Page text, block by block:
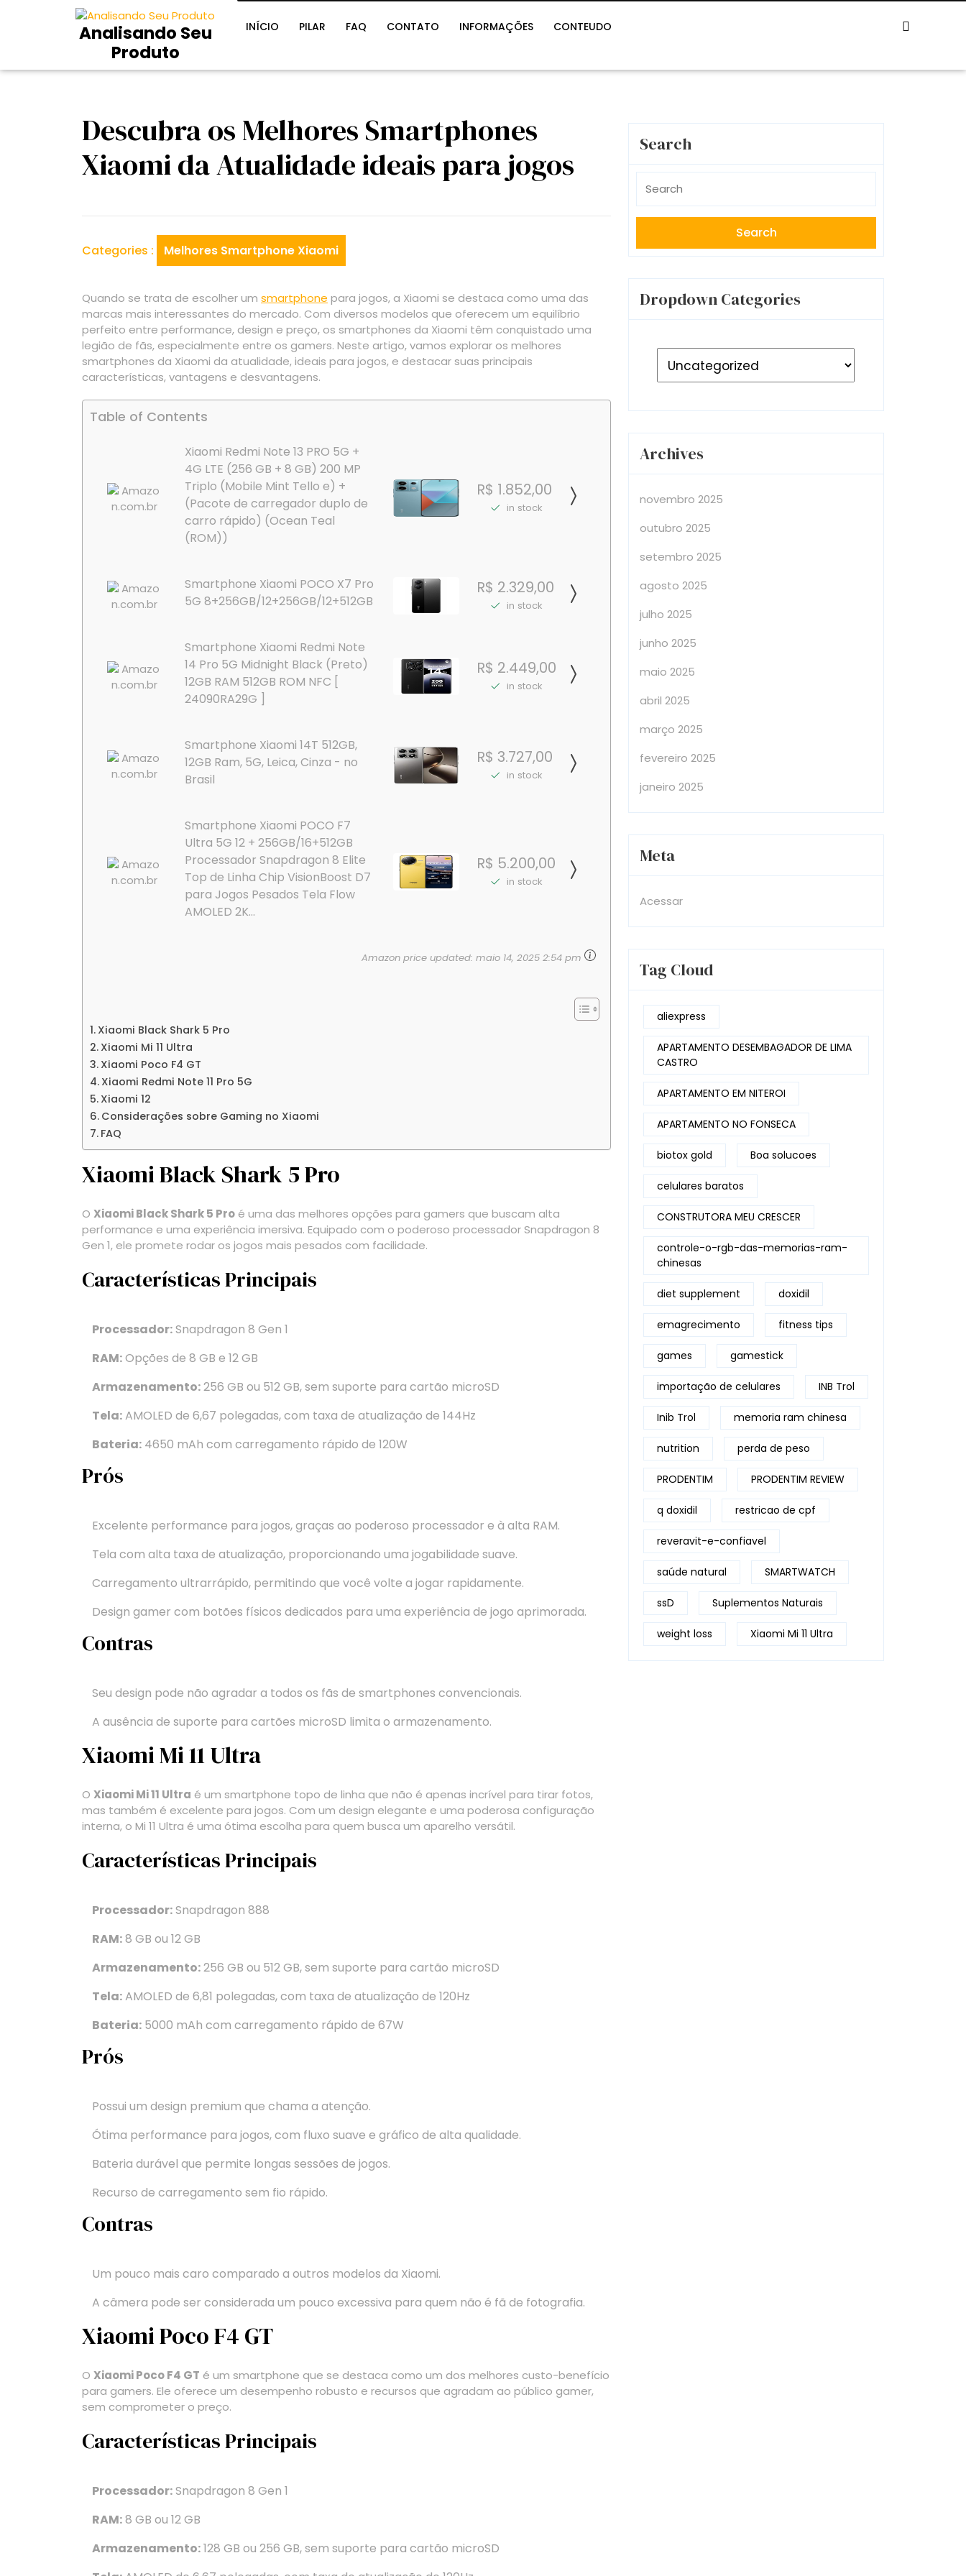
Analisando Seu
Produto
INÍCIO PILAR FAQ CONTATO INFORMAÇÕES CONTEUDO
Descubra os Melhores Smartphones
Xiaomi da Atualidade ideais para jogos
Categories : Melhores Smartphone Xiaomi
Quando se trata de escolher um smartphone para jogos, a Xiaomi se destaca como uma das
marcas mais interessantes do mercado. Com diversos modelos que oferecem um equilíbrio
perfeito entre performance, design e preço, os smartphones da Xiaomi têm conquistado uma
legião de fãs, especialmente entre os gamers. Neste artigo, vamos explorar os melhores
smartphones da Xiaomi da atualidade, ideais para jogos, e destacar suas principais
características, vantagens e desvantagens.
Table of Contents
Xiaomi Redmi Note 13 PRO 5G +
4G LTE (256 GB + 8 GB) 200 MP
Triplo (Mobile Mint Tello e) +
(Pacote de carregador duplo de
carro rápido) (Ocean Teal
(ROM))
R$ 1.852,00
in stock
Smartphone Xiaomi POCO X7 Pro
5G 8+256GB/12+256GB/12+512GB
R$ 2.329,00
in stock
Smartphone Xiaomi Redmi Note
14 Pro 5G Midnight Black (Preto)
12GB RAM 512GB ROM NFC [
24090RA29G ]
R$ 2.449,00
in stock
Smartphone Xiaomi 14T 512GB,
12GB Ram, 5G, Leica, Cinza - no
Brasil
R$ 3.727,00
in stock
Smartphone Xiaomi POCO F7
Ultra 5G 12 + 256GB/16+512GB
Processador Snapdragon 8 Elite
Top de Linha Chip VisionBoost D7
para Jogos Pesados Tela Flow
AMOLED 2K...
R$ 5.200,00
in stock
Amazon price updated: maio 14, 2025 2:54 pm
Xiaomi Black Shark 5 Pro
Xiaomi Mi 11 Ultra
Xiaomi Poco F4 GT
Xiaomi Redmi Note 11 Pro 5G
Xiaomi 12
Considerações sobre Gaming no Xiaomi
FAQ
Xiaomi Black Shark 5 Pro
O Xiaomi Black Shark 5 Pro é uma das melhores opções para gamers que buscam alta
performance e uma experiência imersiva. Equipado com o poderoso processador Snapdragon 8
Gen 1, ele promete rodar os jogos mais pesados com facilidade.
Características Principais
Processador:Snapdragon 8 Gen 1
RAM:Opções de 8 GB e 12 GB
Armazenamento:256 GB ou 512 GB, sem suporte para cartão microSD
Tela:AMOLED de 6,67 polegadas, com taxa de atualização de 144Hz
Bateria: 4650 mAh com carregamento rápido de 120W
Prós
Excelente performance para jogos, graças ao poderoso processador e à alta RAM.
Tela com alta taxa de atualização, proporcionando uma jogabilidade suave.
Carregamento ultrarrápido, permitindo que você volte a jogar rapidamente.
Design gamer com botões físicos dedicados para uma experiência de jogo aprimorada.
Contras
Seu design pode não agradar a todos os fãs de smartphones convencionais.
A ausência de suporte para cartões microSD limita o armazenamento.
Xiaomi Mi 11 Ultra
O Xiaomi Mi 11 Ultra é um smartphone topo de linha que não é apenas incrível para tirar fotos,
mas também é excelente para jogos. Com um design elegante e uma poderosa configuração
interna, o Mi 11 Ultra é uma ótima escolha para quem busca um aparelho versátil.
Características Principais
Processador:Snapdragon 888
RAM:8 GB ou 12 GB
Armazenamento:256 GB ou 512 GB, sem suporte para cartão microSD
Tela:AMOLED de 6,81 polegadas, com taxa de atualização de 120Hz
Bateria: 5000 mAh com carregamento rápido de 67W
Prós
Possui um design premium que chama a atenção.
Ótima performance para jogos, com fluxo suave e gráfico de alta qualidade.
Bateria durável que permite longas sessões de jogos.
Recurso de carregamento sem fio rápido.
Contras
Um pouco mais caro comparado a outros modelos da Xiaomi.
A câmera pode ser considerada um pouco excessiva para quem não é fã de fotografia.
Xiaomi Poco F4 GT
O Xiaomi Poco F4 GT é um smartphone que se destaca como um dos melhores custo-benefício
para gamers. Ele oferece um desempenho robusto e recursos que agradam ao público gamer,
sem comprometer o preço.
Características Principais
Processador:Snapdragon 8 Gen 1
RAM:8 GB ou 12 GB
Armazenamento:128 GB ou 256 GB, sem suporte para cartão microSD
Search
for:
Dropdown Categories
Archives
novembro 2025
outubro 2025
setembro 2025
agosto 2025
julho 2025
junho 2025
maio 2025
abril 2025
março 2025
fevereiro 2025
janeiro 2025
Meta
Acessar
Tag Cloud
aliexpress
APARTAMENTO DESEMBAGADOR DE LIMA
CASTRO
APARTAMENTO EM NITEROI
APARTAMENTO NO FONSECA
biotox gold Boa solucoes
celulares baratos
CONSTRUTORA MEU CRESCER
controle-o-rgb-das-memorias-ram-
chinesas
diet supplement doxidil
emagrecimento fitness tips
games gamestick
importação de celulares INB Trol
Inib Trol memoria ram chinesa
nutrition perda de peso
PRODENTIM PRODENTIM REVIEW
q doxidil restricao de cpf
reveravit-e-confiavel
saúde natural SMARTWATCH
ssD Suplementos Naturais
weight loss Xiaomi Mi 11 Ultra